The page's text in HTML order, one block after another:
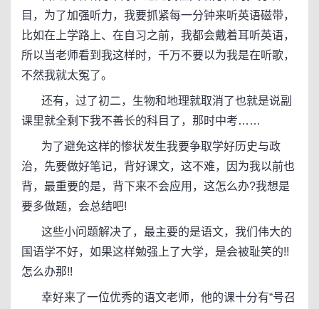
目，为了加强听力，我要抓紧每一分钟来听英语磁带，
比如在上学路上、在自习之前，我都会戴着耳听英语，
所以当老师看到我这样时，千万不要以为我是在听歌，
不然我就太冤了。
还有，过了初二，生物和地理就取消了也就是说副
课里就全剩下我不善长的科目了，那时中考……
为了避免这样的惨状发生我要争取学好历史与政
治，先要做好笔记，背好课文，这不难，因为我以前也
背，最重要的是，背下来不会应用，这怎么办?我想是
要多做题，会总结吧!
这些小问题解决了，最主要的是语文，我们伟大的
国语学不好，如果这样勉强上了大学，是会被耻笑的!!
怎么办那!!
幸好来了一位优秀的语文老师，他的课十分有“号召